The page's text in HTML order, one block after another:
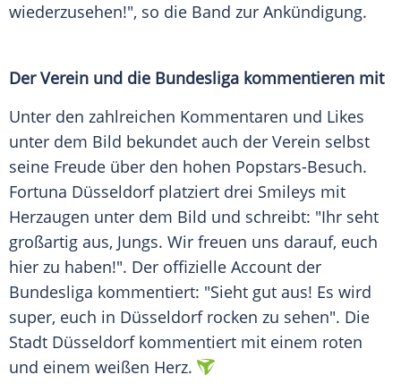
wiederzusehen!", so die Band zur Ankündigung.
Der Verein und die Bundesliga kommentieren mit
Unter den zahlreichen Kommentaren und Likes
unter dem Bild bekundet auch der Verein selbst
seine Freude über den hohen Popstars-Besuch.
Fortuna Düsseldorf platziert drei Smileys mit
Herzaugen unter dem Bild und schreibt: "Ihr seht
großartig aus, Jungs. Wir freuen uns darauf, euch
hier zu haben!". Der offizielle Account der
Bundesliga kommentiert: "Sieht gut aus! Es wird
super, euch in Düsseldorf rocken zu sehen". Die
Stadt Düsseldorf kommentiert mit einem roten
und einem weißen Herz.